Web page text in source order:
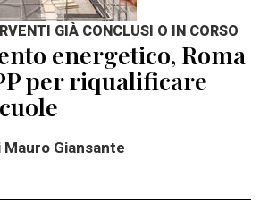
GIÀ CONCLUSI O IN CORSO
energetico, Roma
per riqualificare
Mauro Giansante